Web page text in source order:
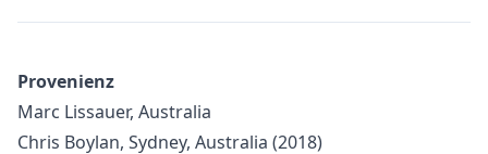
Provenienz
Marc Lissauer, Australia
Chris Boylan, Sydney, Australia (2018)